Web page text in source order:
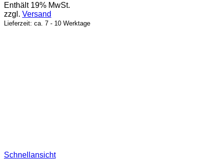
bis
Enthält 19% MwSt.
zzgl. Versand
Lieferzeit: ca. 7 - 10 Werktage
Schnellansicht